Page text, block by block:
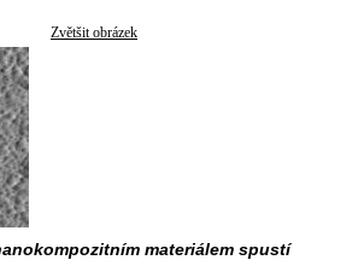
Zvětšit obrázek
materiálem spustí